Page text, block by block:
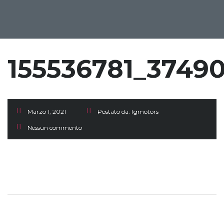
Marzo 1, 2021 Postato da: fgmotors
Nessun commento